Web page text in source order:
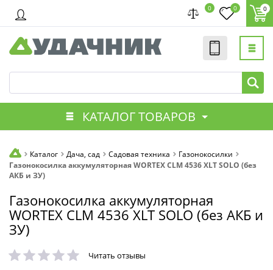
0 0 0
КАТАЛОГ ТОВАРОВ
Каталог Дача, сад Садовая техника
Газонокосилки
Газонокосилка аккумуляторная WORTEX CLM 4536 XLT SOLO (без
АКБ и ЗУ)
Газонокосилка аккумуляторная
WORTEX CLM 4536 XLT SOLO (без АКБ и
ЗУ)
Читать отзывы